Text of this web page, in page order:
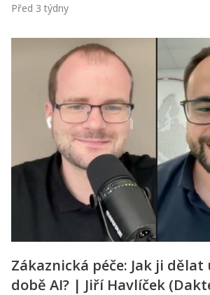
Před 3 týdny
Zákaznická péče: Jak ji dělat
době AI? | Jiří Havlíček